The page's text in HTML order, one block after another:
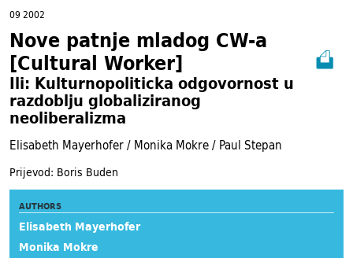
09 2002
Nove patnje mladog CW-a
[Cultural Worker]
Ili: Kulturnopoliticka odgovornost u
razdoblju globaliziranog
neoliberalizma
Elisabeth Mayerhofer / Monika Mokre / Paul Stepan
Prijevod: Boris Buden
AUTHORS
Elisabeth Mayerhofer
Monika Mokre